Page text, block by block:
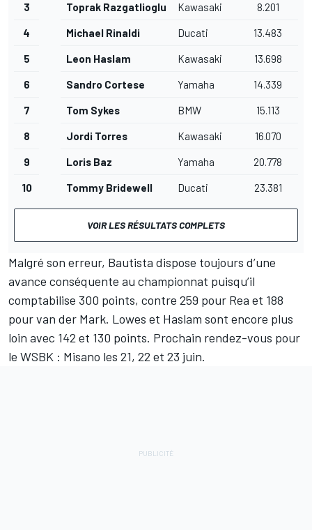
3 Toprak Razgatlioglu Kawasaki 8.201
4 Michael Rinaldi Ducati 13.483
5 Leon Haslam Kawasaki 13.698
6 Sandro Cortese Yamaha 14.339
7 Tom Sykes BMW 15.113
8 Jordi Torres Kawasaki 16.070
9 Loris Baz Yamaha 20.778
10 Tommy Bridewell Ducati 23.381
VOIR LES RÉSULTATS COMPLETS
Malgré son erreur, Bautista dispose toujours d’une
avance conséquente au championnat puisqu’il
comptabilise 300 points, contre 259 pour Rea et 188
pour van der Mark. Lowes et Haslam sont encore plus
loin avec 142 et 130 points. Prochain rendez-vous pour
le WSBK : Misano les 21, 22 et 23 juin.